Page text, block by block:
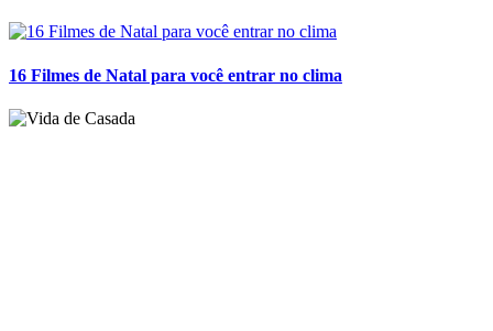
16 Filmes de Natal para você entrar no clima